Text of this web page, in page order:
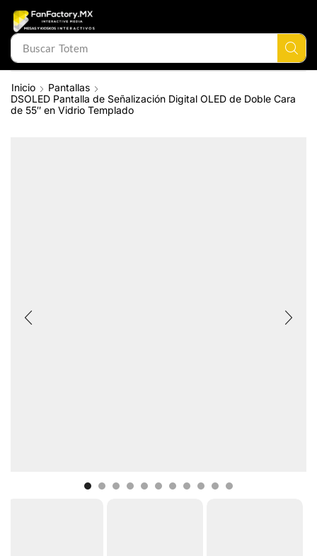
Buscar Mesa Interactiva
Inicio
Pantallas
DSOLED Pantalla de Señalización Digital OLED de Doble Cara
de 55″ en Vidrio Templado